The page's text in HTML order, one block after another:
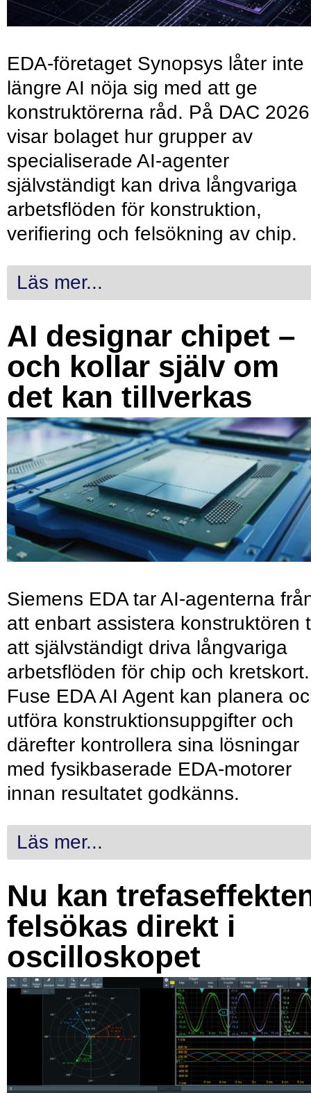
EDA-företaget Synopsys låter inte
längre AI nöja sig med att ge
konstruktörerna råd. På DAC 2026
visar bolaget hur grupper av
specialiserade AI-agenter
självständigt kan driva långvariga
arbetsflöden för konstruktion,
verifiering och felsökning av chip.
Läs mer...
AI designar chipet –
och kollar själv om
det kan tillverkas
Siemens EDA tar AI-agenterna
att enbart assistera konstruktören
att självständigt driva långvariga
arbetsflöden för chip och kretskort.
Fuse EDA AI Agent kan planera
utföra konstruktionsuppgifter och
därefter kontrollera sina lösningar
med fysikbaserade EDA-motorer
innan resultatet godkänns.
Läs mer...
Nu kan
felsökas direkt i
oscilloskopet